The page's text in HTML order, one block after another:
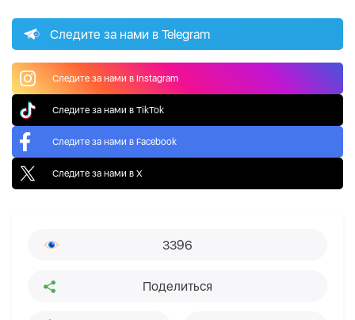
Следите за нами в Telegram
Следите за нами в Instagram
Следите за нами в TikTok
Следите за нами в Facebook
Следите за нами в X
3396
Поделиться